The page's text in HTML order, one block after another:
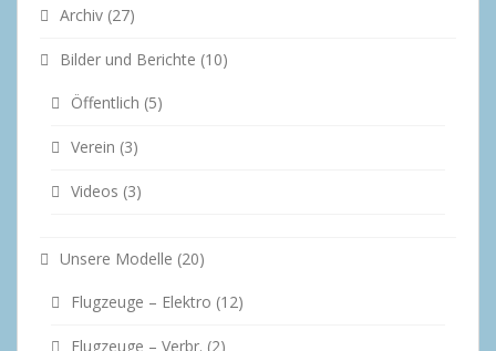
Archiv (27)
Bilder und Berichte (10)
Öffentlich (5)
Verein (3)
Videos (3)
Unsere Modelle (20)
Flugzeuge – Elektro (12)
Flugzeuge – Verbr. (2)